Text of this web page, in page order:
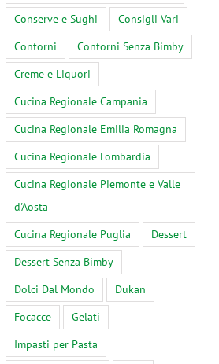
Conserve e Sughi
Consigli Vari
Contorni
Contorni Senza Bimby
Creme e Liquori
Cucina Regionale Campania
Cucina Regionale Emilia Romagna
Cucina Regionale Lombardia
Cucina Regionale Piemonte e Valle
d'Aosta
Cucina Regionale Puglia
Dessert
Dessert Senza Bimby
Dolci Dal Mondo
Dukan
Focacce
Gelati
Impasti per Pasta